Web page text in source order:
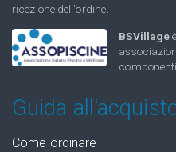
ricezione dell'ordine.
BSVillage
Guida
Come ordinare